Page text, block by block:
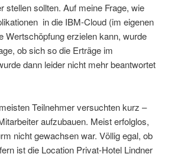
sollten. Auf meine Frage, wie
in die IBM-Cloud (im eigenen
Wertschöpfung erzielen kann, wurde
ob sich so die Erträge im
dann leider nicht mehr beantwortet
Teilnehmer versuchten kurz –
aufzubauen. Meist erfolglos,
nicht gewachsen war. Völlig egal, ob
ist die Location Privat-Hotel Lindner